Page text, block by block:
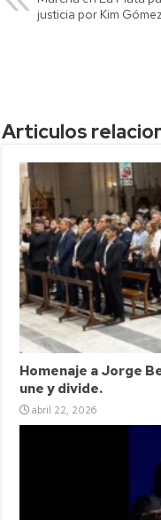
A Li
justicia por Kim Gómez
Articulos
Homenaje a Jorge
une y divide.
abril 22, 2026